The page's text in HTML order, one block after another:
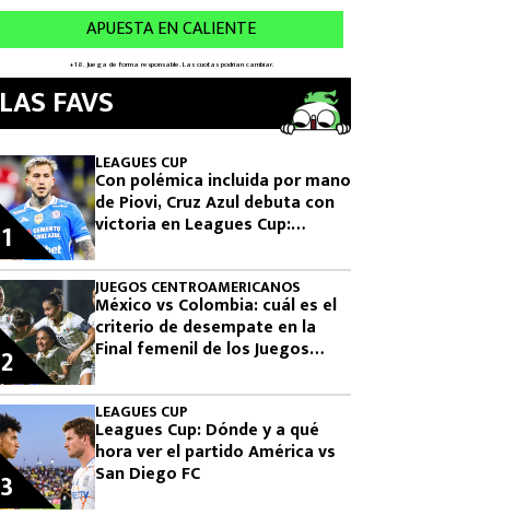
LAS FAVS
LEAGUES CUP
Con polémica incluida por mano
de Piovi, Cruz Azul debuta con
victoria en Leagues Cup:
1
JUEGOS CENTROAMERICANOS
México vs Colombia: cuál es el
criterio de desempate en la
Final femenil de los Juegos
2
LEAGUES CUP
Leagues Cup: Dónde y a qué
hora ver el partido América vs
San Diego FC
3